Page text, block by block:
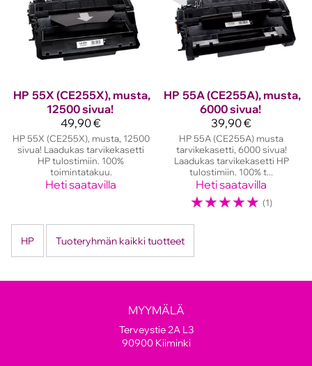
HP 55X (CE255X), musta,
12500 sivua!
49,90 €
HP 55X (CE255X), musta, 12500
sivua! Laadukas tarvikekasetti
HP tulostimiin. 100%
toimintatakuu.
Heti saatavilla
HP 55A (CE255A), musta,
6000 sivua!
39,90 €
HP 55A (CE255A) musta
tarvikekasetti, 6000 sivua!
Laadukas tarvikekasetti HP
tulostimiin. 100% t...
Heti saatavilla
☆☆☆☆☆ (1)
HP Tuoteryhmän kaikki tuotteet
MYYMÄLÄ
Terveystie 2A L3
90900 Kiiminki